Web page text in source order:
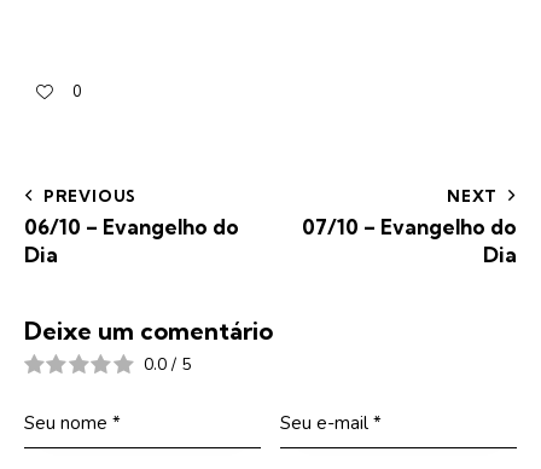
0
PREVIOUS
06/10 – Evangelho do
Dia
NEXT
07/10 – Evangelho do
Dia
Deixe um comentário
0.0 / 5